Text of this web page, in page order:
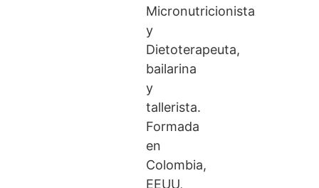
Micronutricionista
y
Dietoterapeuta,
bailarina
y
tallerista.
Formada
en
Colombia,
EEUU,